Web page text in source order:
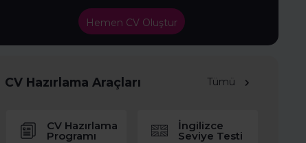
Hemen CV Oluştur
CV Hazırlama Araçları Tümü
CV Hazırlama
Programı
İngilizce
Seviye Testi